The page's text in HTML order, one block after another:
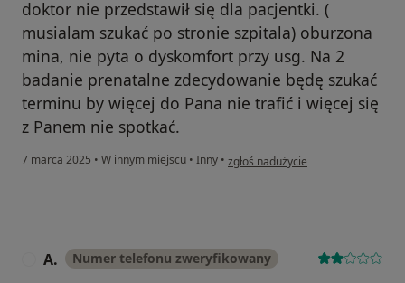
doktor nie przedstawił się dla pacjentki. (
musialam szukać po stronie szpitala) oburzona
mina, nie pyta o dyskomfort przy usg. Na 2
badanie prenatalne zdecydowanie będę szukać
terminu by więcej do Pana nie trafić i więcej się
z Panem nie spotkać.
7 marca 2025 • W innym miejscu • Inny • w opinii użytkownika I
zgłoś nadużycie
A. Numer telefonu zweryfikowany